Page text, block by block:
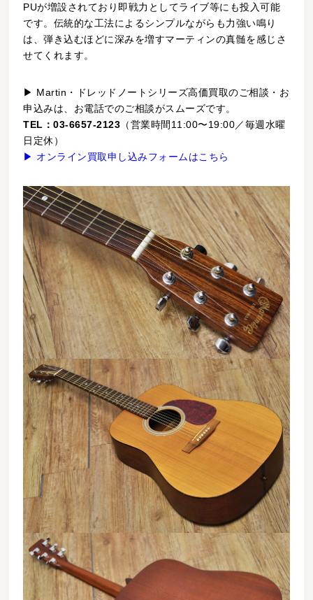
PUが増設されており即戦力としてライブ等にも投入可能
です。伝統的な工法によるシンプルながらも力強い鳴り
は、弾き込むほどに深みを増すマーティンの真髄を感じさ
せてくれます。
▶ Martin・ドレッドノートシリーズ高価買取のご相談・お
申込みは、お電話でのご相談がスムーズです。
TEL：03-6657-2123 （営業時間11:00〜19:00／毎週水曜
日定休）
▶ オンライン買取申し込みフォームはこちら